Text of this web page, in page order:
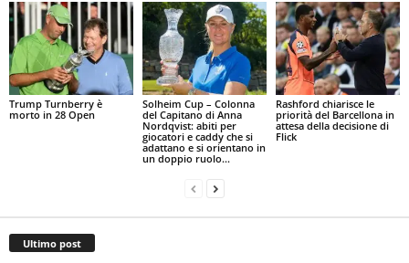
Trump Turnberry è
morto in 28 Open
Solheim Cup – Colonna
del Capitano di Anna
Nordqvist: abiti per
giocatori e caddy che si
adattano e si orientano in
un doppio ruolo...
Rashford chiarisce le
priorità del Barcellona in
attesa della decisione di
Flick
Ultimo post